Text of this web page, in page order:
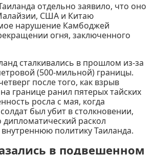
отдельно заявило, что оно
США и Китаю
нарушение Камбоджей
огня, заключенного
сталкивались в прошлом из-за
(500-мильной) границы.
после того, как взрыв
границе ранил пятерых тайских
росла с мая, когда
был убит в столкновении,
дипломатический раскол
политику Таиланда.
в подвешенном